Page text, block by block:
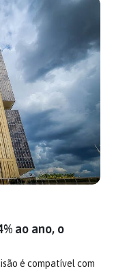
ao ano, o
é compatível com